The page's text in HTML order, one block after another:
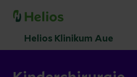
Helios Klinikum Aue